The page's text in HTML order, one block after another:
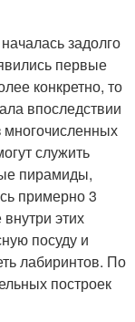
задолго
первые
конкретно, то
впоследствии
служить
пирамиды,
примерно 3
этих
посуду и
лабиринтов. По
построек